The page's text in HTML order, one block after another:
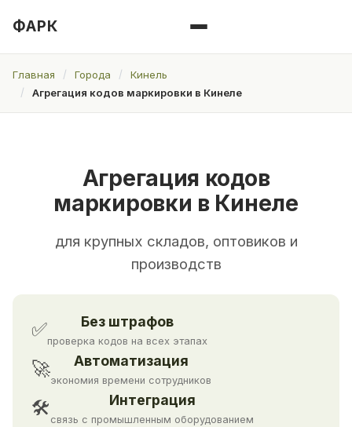
ФАРК
Главная Города
Кинель
Агрегация кодов маркировки в Кинеле
Агрегация кодов
маркировки в Кинеле
для крупных складов, оптовиков и
производств
✅ Без штрафов
проверка кодов на всех этапах
🚀 Автоматизация
экономия времени сотрудников
🛠 Интеграция
связь с промышленным оборудованием